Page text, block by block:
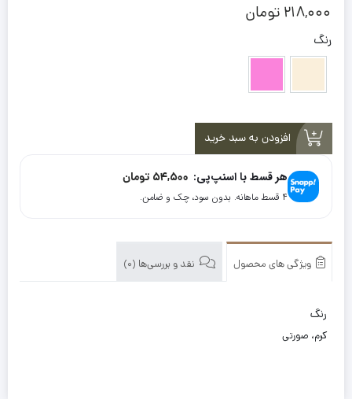
218,000 تومان
رنگ
افزودن به سبد خرید
هر قسط با اسنپ‌پی: 54,500 تومان
۴ قسط ماهانه. بدون سود، چک و ضامن.
ویژگی های محصول نقد و بررسی‌ها (0)
رنگ
کرم، صورتی